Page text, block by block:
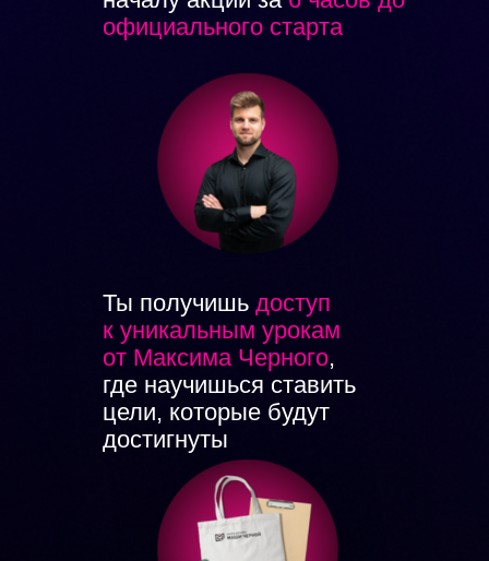
Ты получишь доступ
к уникальным урокам
от Максима Черного,
где научишься ставить
цели, которые будут
достигнуты
официального старта